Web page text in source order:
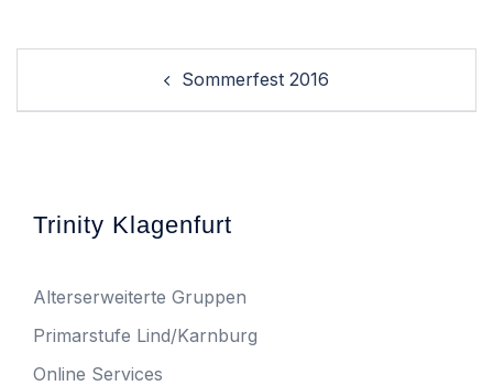
Sommerfest 2016
Trinity Klagenfurt
Alterserweiterte Gruppen
Primarstufe Lind/Karnburg
Online Services